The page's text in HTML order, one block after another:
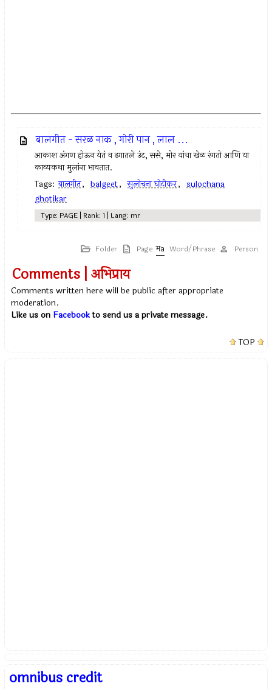
बालगीत - सरळ नाक , गोरी पान , लाल ...
आकाश अंगण होऊन येतं व ढगातले उंट, ससे, मोर यांचा खेळ रंगतो आणि या
काव्यकथा मुलांना भावतात.
Tags: बालगीत, balgeet, सुलोचना घोटीकर, sulochana
ghotikar
Type: PAGE | Rank: 1 | Lang: mr
Folder Page Word/Phrase Person
Comments | अभिप्राय
Comments written here will be public after appropriate
moderation.
Like us on Facebookto send us a private message.
TOP
omnibus credit